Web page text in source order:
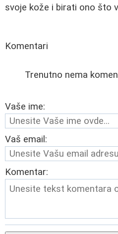
svoje kože i birati ono što
Komentari
Trenutno nema
Vaše ime:
Vaš email:
Komentar: